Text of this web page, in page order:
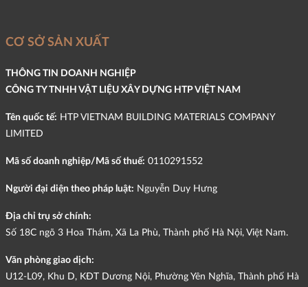
CƠ SỞ SẢN XUẤT
THÔNG TIN DOANH NGHIỆP
CÔNG TY TNHH VẬT LIỆU XÂY DỰNG HTP VIỆT NAM
Tên quốc tế: HTP VIETNAM BUILDING MATERIALS COMPANY
LIMITED
Mã số doanh nghiệp/Mã số thuế: 0110291552
Người đại diện theo pháp luật: Nguyễn Duy Hưng
Địa chỉ trụ sở chính:
Số 18C ngõ 3 Hoa Thám, Xã La Phù, Thành phố Hà Nội, Việt Nam.
Văn phòng giao dịch:
U12-L09, Khu D, KĐT Dương Nội, Phường Yên Nghĩa, Thành phố Hà